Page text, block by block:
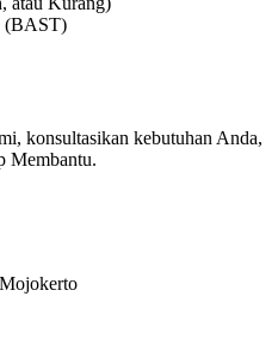
(BAST)
konsultasikan kebutuhan Anda,
Membantu.